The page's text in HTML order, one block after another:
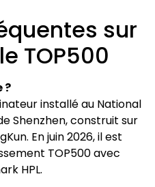
sur
TOP500
?
installé au National
Shenzhen, construit sur
En juin 2026, il est
TOP500 avec
HPL.